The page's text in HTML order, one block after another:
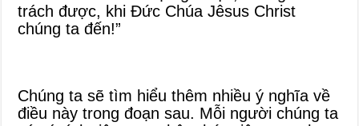
trách được, khi Đức Chúa Jêsus Christ
chúng ta đến!”
Chúng ta sẽ tìm hiểu thêm nhiều ý nghĩa về
điều này trong đoạn sau. Mỗi người chúng ta